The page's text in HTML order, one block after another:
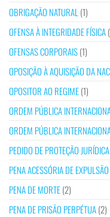
OBRIGAÇÃO NATURAL (1)
OFENSA À INTEGRIDADE FÍSICA
OFENSAS CORPORAIS(1)
OPOSIÇÃO À AQUISIÇÃO DA
OPOSITOR AO REGIME(1)
ORDEM PÚBLICA
ORDEM PÚBLICA
PEDIDO DE PROTEÇÃO JURÍDICA
PENA ACESSÓRIA DE EXPULSÃO
PENA DE MORTE(2)
PENA DE PRISÃO PERPÉTUA(2)